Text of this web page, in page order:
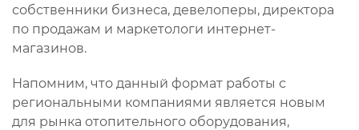
собственники бизнеса, девелоперы, директора
по продажам и маркетологи интернет-
магазинов.
Напомним, что данный формат работы с
региональными компаниями является новым
для рынка отопительного оборудования,